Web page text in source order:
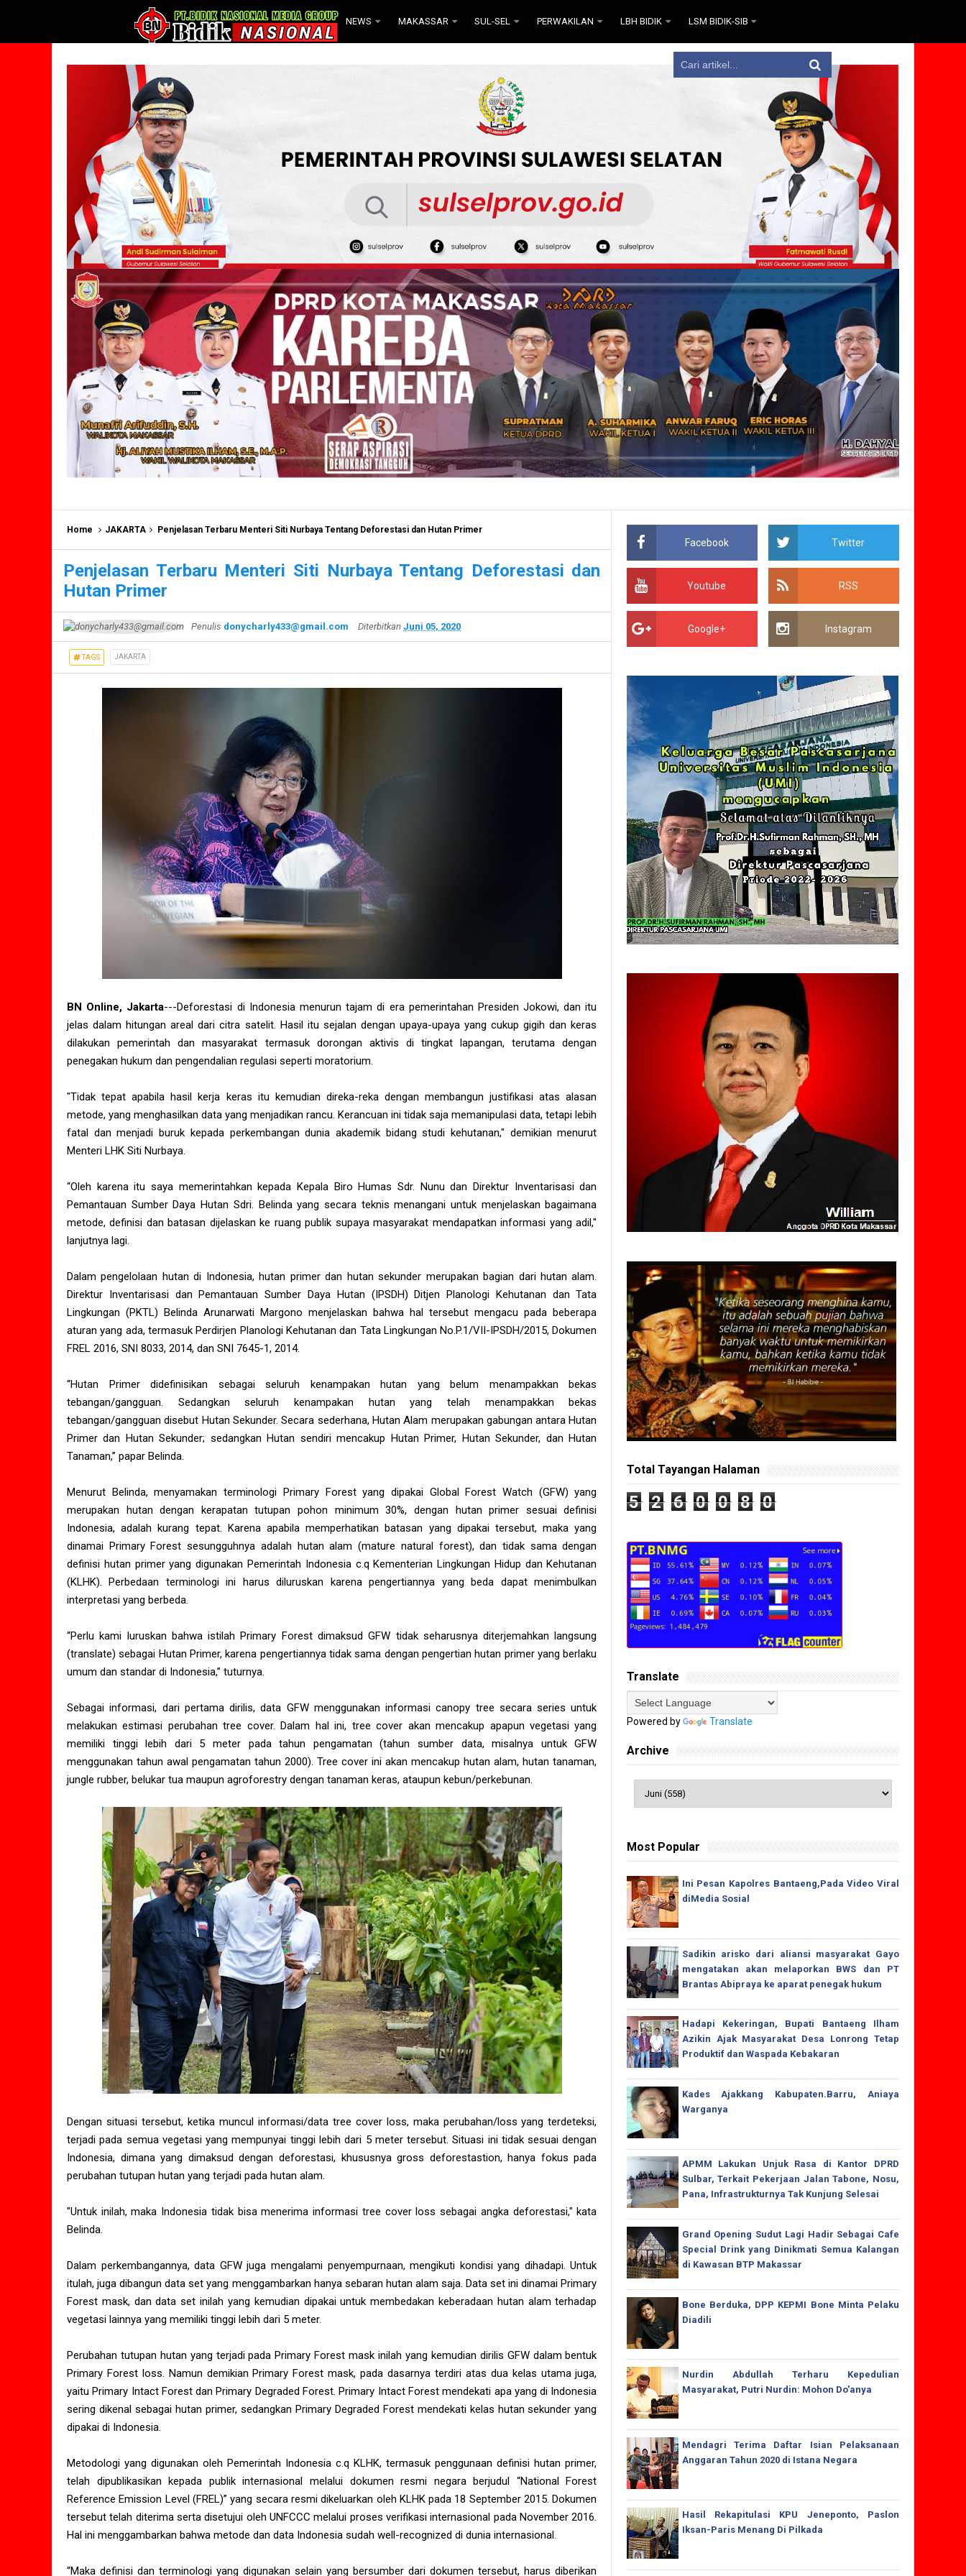
NEWS MAKASSAR SUL-SEL PERWAKILAN LBH BIDIK LSM BIDIK-SIB
Home JAKARTA Penjelasan Terbaru Menteri Siti Nurbaya Tentang Deforestasi dan Hutan Primer
Penjelasan Terbaru Menteri Siti Nurbaya Tentang Deforestasi dan
Hutan Primer
Penulis donycharly433@gmail.com Diterbitkan Juni 05, 2020
TAGS JAKARTA
BN Online, Jakarta---Deforestasi di Indonesia menurun tajam di era pemerintahan Presiden Jokowi, dan itu
jelas dalam hitungan areal dari citra satelit. Hasil itu sejalan dengan upaya-upaya yang cukup gigih dan keras
dilakukan pemerintah dan masyarakat termasuk dorongan aktivis di tingkat lapangan, terutama dengan
penegakan hukum dan pengendalian regulasi seperti moratorium.
"Tidak tepat apabila hasil kerja keras itu kemudian direka-reka dengan membangun justifikasi atas alasan
metode, yang menghasilkan data yang menjadikan rancu. Kerancuan ini tidak saja memanipulasi data, tetapi lebih
fatal dan menjadi buruk kepada perkembangan dunia akademik bidang studi kehutanan," demikian menurut
Menteri LHK Siti Nurbaya.
“Oleh karena itu saya memerintahkan kepada Kepala Biro Humas Sdr. Nunu dan Direktur Inventarisasi dan
Pemantauan Sumber Daya Hutan Sdri. Belinda yang secara teknis menangani untuk menjelaskan bagaimana
metode, definisi dan batasan dijelaskan ke ruang publik supaya masyarakat mendapatkan informasi yang adil,"
lanjutnya lagi.
Dalam pengelolaan hutan di Indonesia, hutan primer dan hutan sekunder merupakan bagian dari hutan alam.
Direktur Inventarisasi dan Pemantauan Sumber Daya Hutan (IPSDH) Ditjen Planologi Kehutanan dan Tata
Lingkungan (PKTL) Belinda Arunarwati Margono menjelaskan bahwa hal tersebut mengacu pada beberapa
aturan yang ada, termasuk Perdirjen Planologi Kehutanan dan Tata Lingkungan No.P.1/VII-IPSDH/2015, Dokumen
FREL 2016, SNI 8033, 2014, dan SNI 7645-1, 2014.
“Hutan Primer didefinisikan sebagai seluruh kenampakan hutan yang belum menampakkan bekas
tebangan/gangguan. Sedangkan seluruh kenampakan hutan yang telah menampakkan bekas
tebangan/gangguan disebut Hutan Sekunder. Secara sederhana, Hutan Alam merupakan gabungan antara Hutan
Primer dan Hutan Sekunder; sedangkan Hutan sendiri mencakup Hutan Primer, Hutan Sekunder, dan Hutan
Tanaman,” papar Belinda.
Menurut Belinda, menyamakan terminologi Primary Forest yang dipakai Global Forest Watch (GFW) yang
merupakan hutan dengan kerapatan tutupan pohon minimum 30%, dengan hutan primer sesuai definisi
Indonesia, adalah kurang tepat. Karena apabila memperhatikan batasan yang dipakai tersebut, maka yang
dinamai Primary Forest sesungguhnya adalah hutan alam (mature natural forest), dan tidak sama dengan
definisi hutan primer yang digunakan Pemerintah Indonesia c.q Kementerian Lingkungan Hidup dan Kehutanan
(KLHK). Perbedaan terminologi ini harus diluruskan karena pengertiannya yang beda dapat menimbulkan
interpretasi yang berbeda.
“Perlu kami luruskan bahwa istilah Primary Forest dimaksud GFW tidak seharusnya diterjemahkan langsung
(translate) sebagai Hutan Primer, karena pengertiannya tidak sama dengan pengertian hutan primer yang berlaku
umum dan standar di Indonesia,” tuturnya.
Sebagai informasi, dari pertama dirilis, data GFW menggunakan informasi canopy tree secara series untuk
melakukan estimasi perubahan tree cover. Dalam hal ini, tree cover akan mencakup apapun vegetasi yang
memiliki tinggi lebih dari 5 meter pada tahun pengamatan (tahun sumber data, misalnya untuk GFW
menggunakan tahun awal pengamatan tahun 2000). Tree cover ini akan mencakup hutan alam, hutan tanaman,
jungle rubber, belukar tua maupun agroforestry dengan tanaman keras, ataupun kebun/perkebunan.
Dengan situasi tersebut, ketika muncul informasi/data tree cover loss, maka perubahan/loss yang terdeteksi,
terjadi pada semua vegetasi yang mempunyai tinggi lebih dari 5 meter tersebut. Situasi ini tidak sesuai dengan
Indonesia, dimana yang dimaksud dengan deforestasi, khususnya gross deforestastion, hanya fokus pada
perubahan tutupan hutan yang terjadi pada hutan alam.
"Untuk inilah, maka Indonesia tidak bisa menerima informasi tree cover loss sebagai angka deforestasi," kata
Belinda.
Dalam perkembangannya, data GFW juga mengalami penyempurnaan, mengikuti kondisi yang dihadapi. Untuk
itulah, juga dibangun data set yang menggambarkan hanya sebaran hutan alam saja. Data set ini dinamai Primary
Forest mask, dan data set inilah yang kemudian dipakai untuk membedakan keberadaan hutan alam terhadap
vegetasi lainnya yang memiliki tinggi lebih dari 5 meter.
Perubahan tutupan hutan yang terjadi pada Primary Forest mask inilah yang kemudian dirilis GFW dalam bentuk
Primary Forest loss. Namun demikian Primary Forest mask, pada dasarnya terdiri atas dua kelas utama juga,
yaitu Primary Intact Forest dan Primary Degraded Forest. Primary Intact Forest mendekati apa yang di Indonesia
sering dikenal sebagai hutan primer, sedangkan Primary Degraded Forest mendekati kelas hutan sekunder yang
dipakai di Indonesia.
Metodologi yang digunakan oleh Pemerintah Indonesia c.q KLHK, termasuk penggunaan definisi hutan primer,
telah dipublikasikan kepada publik internasional melalui dokumen resmi negara berjudul “National Forest
Reference Emission Level (FREL)” yang secara resmi dikeluarkan oleh KLHK pada 18 September 2015. Dokumen
tersebut telah diterima serta disetujui oleh UNFCCC melalui proses verifikasi internasional pada November 2016.
Hal ini menggambarkan bahwa metode dan data Indonesia sudah well-recognized di dunia internasional.
“Maka definisi dan terminologi yang digunakan selain yang bersumber dari dokumen tersebut, harus diberikan
Facebook Twitter
Youtube RSS
Google+ Instagram
Total Tayangan Halaman
5 2 6 0 0 8 0
Translate
Powered by Translate
Archive
Most Popular
Ini Pesan Kapolres Bantaeng,Pada Video Viral
diMedia Sosial
Sadikin arisko dari aliansi masyarakat Gayo
mengatakan akan melaporkan BWS dan PT
Brantas Abipraya ke aparat penegak hukum
Hadapi Kekeringan, Bupati Bantaeng Ilham
Azikin Ajak Masyarakat Desa Lonrong Tetap
Produktif dan Waspada Kebakaran
Kades Ajakkang Kabupaten.Barru, Aniaya
Warganya
APMM Lakukan Unjuk Rasa di Kantor DPRD
Sulbar, Terkait Pekerjaan Jalan Tabone, Nosu,
Pana, Infrastrukturnya Tak Kunjung Selesai
Grand Opening Sudut Lagi Hadir Sebagai Cafe
Special Drink yang Dinikmati Semua Kalangan
di Kawasan BTP Makassar
Bone Berduka, DPP KEPMI Bone Minta Pelaku
Diadili
Nurdin Abdullah Terharu Kepedulian
Masyarakat, Putri Nurdin: Mohon Do'anya
Mendagri Terima Daftar Isian Pelaksanaan
Anggaran Tahun 2020 di Istana Negara
Hasil Rekapitulasi KPU Jeneponto, Paslon
Iksan-Paris Menang Di Pilkada